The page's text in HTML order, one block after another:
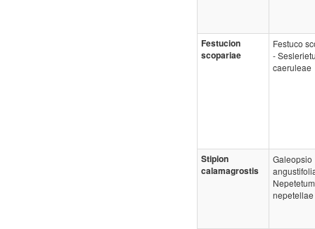
Festucion
scopariae
Festuco
-
caeruleae
Stipion
calamagrostis
Galeopsio
Nepetetum
nepetellae